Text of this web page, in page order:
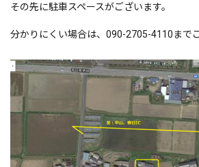
その先に駐車スペースがございます。
分かりにくい場合は、090-2705-4110まで